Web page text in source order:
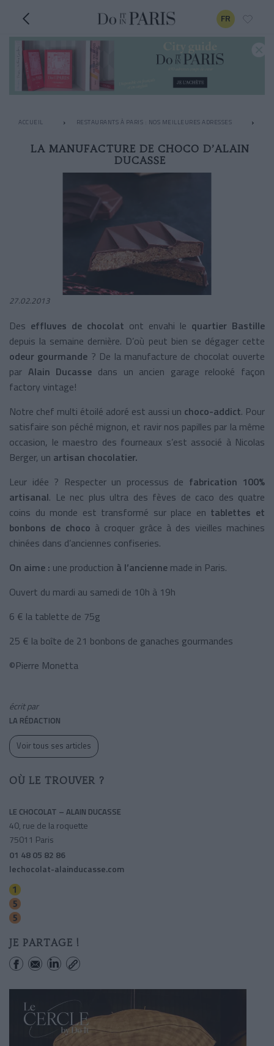
FR
ACCUEIL RESTAURANTS À PARIS : NOS MEILLEURES ADRESSES
LA MANUFACTURE DE CHOCO D’ALAIN
DUCASSE
27.02.2013
Des effluves de chocolat ont envahi le quartier Bastille
depuis la semaine dernière. D’où peut bien se dégager cette
odeur gourmande ? De la manufacture de chocolat ouverte
par Alain Ducasse dans un ancien garage relooké façon
factory vintage!
Notre chef multi étoilé adoré est aussi un choco-addict. Pour
satisfaire son péché mignon, et ravir nos papilles par la même
occasion, le maestro des fourneaux s’est associé à Nicolas
Berger, un artisan chocolatier.
Leur idée ? Respecter un processus de fabrication 100%
artisanal. Le nec plus ultra des fèves de caco des quatre
coins du monde est transformé sur place en tablettes et
bonbons de choco à croquer grâce à des vieilles machines
chinées dans d’anciennes confiseries.
On aime : une production à l’ancienne made in Paris.
Ouvert du mardi au samedi de 10h à 19h
6 € la tablette de 75g
25 € la boîte de 21 bonbons de ganaches gourmandes
©Pierre Monetta
écrit par
LA RÉDACTION
Voir tous ses articles
OÙ LE TROUVER ?
LE CHOCOLAT – ALAIN DUCASSE
40, rue de la roquette
75011 Paris
01 48 05 82 86
lechocolat-alainducasse.com
JE PARTAGE !